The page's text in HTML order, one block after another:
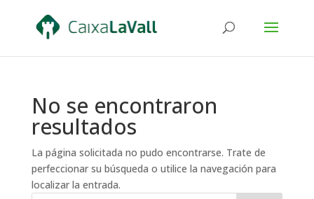
No se encontraron
resultados
La página solicitada no pudo encontrarse. Trate de
perfeccionar su búsqueda o utilice la navegación para
localizar la entrada.